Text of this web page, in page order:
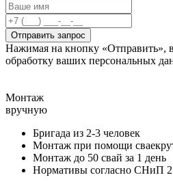
Отправить запрос
Нажимая на кнопку «Отправить»,
обработку ваших персональных
Монтаж
вручную
Бригада из 2-3 человек
Монтаж при помощи
Монтаж до 50 свай за 1 день
Нормативы согласно СНиП